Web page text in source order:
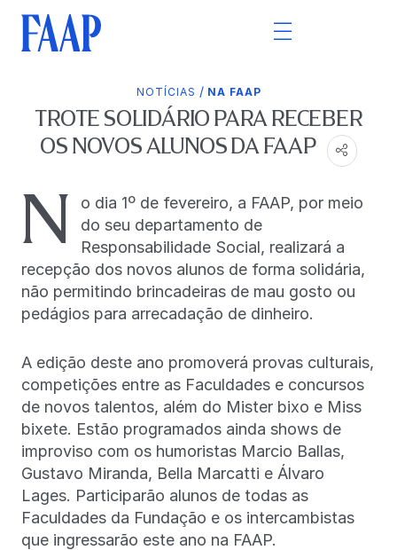
NOTÍCIAS / NA FAAP
TROTE SOLIDÁRIO PARA RECEBER
OS NOVOS ALUNOS DA FAAP
N
o dia 1º de fevereiro, a FAAP, por meio
do seu departamento de
Responsabilidade Social, realizará a
recepção dos novos alunos de forma solidária,
não permitindo brincadeiras de mau gosto ou
pedágios para arrecadação de dinheiro.
A edição deste ano promoverá provas culturais,
competições entre as Faculdades e concursos
de novos talentos, além do Mister bixo e Miss
bixete. Estão programados ainda shows de
improviso com os humoristas Marcio Ballas,
Gustavo Miranda, Bella Marcatti e Álvaro
Lages. Participarão alunos de todas as
Faculdades da Fundação e os intercambistas
que ingressarão este ano na FAAP.